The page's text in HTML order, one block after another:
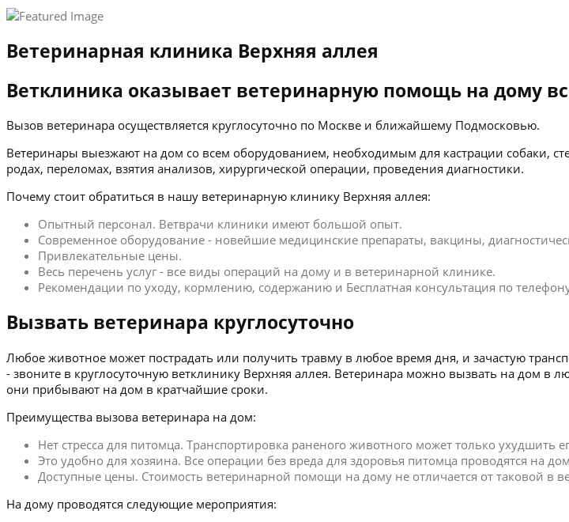
Ветеринарная клиника Верхняя аллея
Ветклиника оказывает ветеринарную помощь на дому
Вызов ветеринара осуществляется круглосуточно по Москве и ближайшему Подмосковью.
Ветеринары выезжают на дом со всем оборудованием, необходимым для кастрации собаки,
родах, переломах, взятия анализов, хирургической операции, проведения диагностики.
Почему стоит обратиться в нашу ветеринарную клинику Верхняя аллея:
Опытный персонал. Ветврачи клиники имеют большой опыт.
Современное оборудование - новейшие медицинские препараты, вакцины,
Привлекательные цены.
Весь перечень услуг - все виды операций на дому и в ветеринарной клинике.
Рекомендации по уходу, кормлению, содержанию и Бесплатная консультация по
Вызвать ветеринара круглосуточно
Любое животное может пострадать или получить травму в любое время дня, и зачастую
- звоните в круглосуточную ветклинику Верхняя аллея. Ветеринара можно вызвать на дом
они прибывают на дом в кратчайшие сроки.
Преимущества вызова ветеринара на дом:
Нет стресса для питомца. Транспортировка раненого животного может только
Это удобно для хозяина. Все операции без вреда для здоровья питомца проводятся на
Доступные цены. Стоимость ветеринарной помощи на дому не отличается от таковой в
На дому проводятся следующие мероприятия: